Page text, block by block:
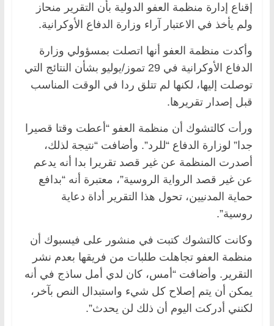
إقناع إدارة منظمة العفو الدولية بأن التقرير منحاز
ولم يأخذ في الاعتبار آراء وزارة الدفاع الأوكرانية.
وأكدت منظمة العفو أنها اتصلت بمسؤولي وزارة
الدفاع الأوكرانية في 29 تموز/يوليو بشأن النتائج التي
توصلت إليها، لكنها لم تتلق ردا في الوقت المناسب
قبل إصدار تقريرها.
ورأت كالتشوك أن منظمة العفو “أعطت وقتا قصيرا
جدا” لوزارة الدفاع “للرد”. وأضافت “نتيجة لذلك،
أصدرت المنظمة عن غير قصد تقريرا بدا أنه يدعم
عن غير قصد الرواية الروسية”، معتبرة أنه “بدافع
حماية المدنيين، تحول هذا التقرير أداة دعاية
روسية”.
وكانت كالتشوك كتبت في منشور على فيسبوك أن
منظمة العفو تجاهلت طلبات من فريقها بعدم نشر
التقرير. وأضافت “أمس، كان لدي أمل ساذج في أنه
يمكن أن يتم إصلاح كل شيء واستبدال النص بآخر،
لكنني أدركت اليوم أن ذلك لن يحدث”.